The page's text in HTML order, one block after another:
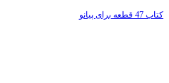
کتاب 47 قطعه برای پیانو